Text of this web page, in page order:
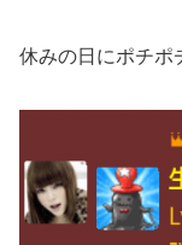
休みの日にポチポ